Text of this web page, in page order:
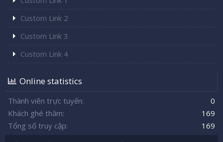
Custom Link 2
Custom Link 3
Custom Link 4
Online statistics
Thành viên trực tuyến
0
Khách ghé thăm
169
Tổng số truy cập
169